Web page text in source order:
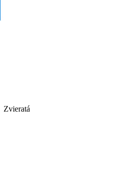
Zvieratá